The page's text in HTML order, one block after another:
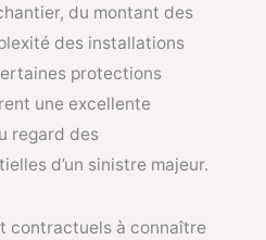
du montant des
des installations
protections
une excellente
regard des
d’un sinistre majeur.
contractuels à connaître